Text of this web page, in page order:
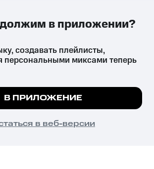
ПРИЛОЖЕНИЕ
их аналогов причиняет вред здоровью,
запрещён и влечёт установленную
ответственность.
куки, чтобы на сайте все
ПОНЯТНО
создавать плейлисты,
персональными миксами теперь
В ПРИЛОЖЕНИЕ
в веб-версии